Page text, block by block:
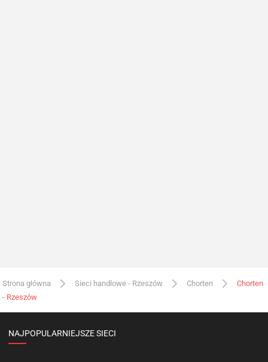
Strona główna Sieci handlowe - Rzeszów Chorten
Chorten
- Rzeszów
NAJPOPULARNIEJSZE SIECI